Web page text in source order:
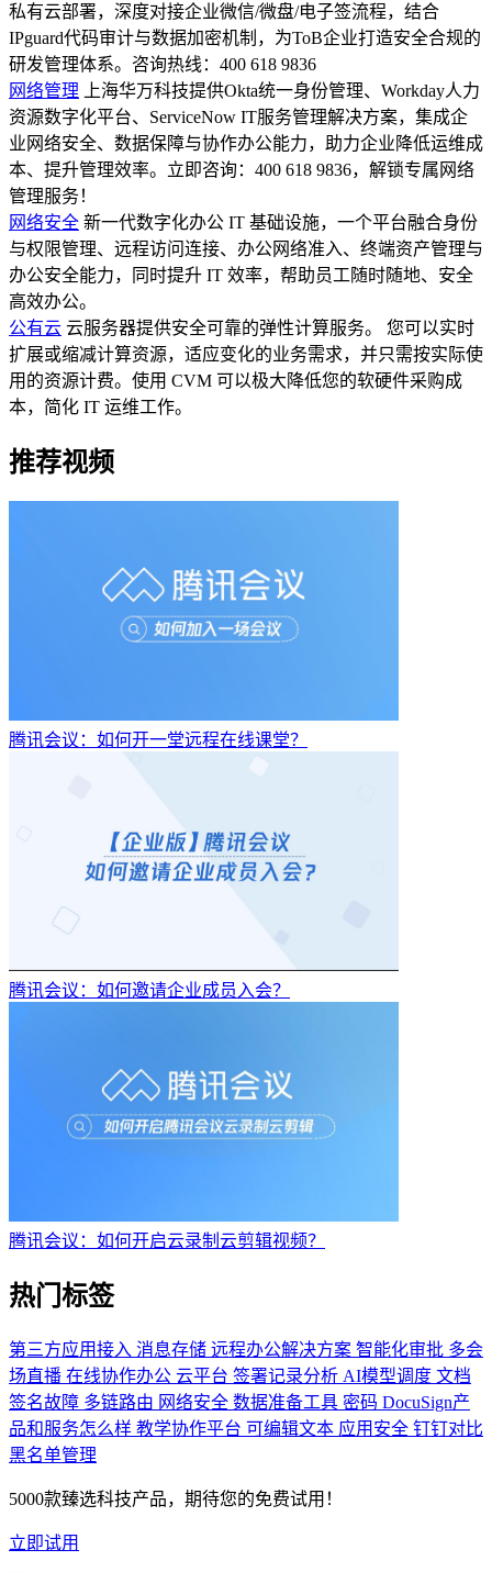
私有云部署，深度对接企业微信/微盘/电子签流程，结合
IPguard代码审计与数据加密机制，为ToB企业打造安全合规的
研发管理体系。咨询热线：400 618 9836
网络管理
上海华万科技提供Okta统一身份管理、Workday人力
资源数字化平台、ServiceNow IT服务管理解决方案，集成企
业网络安全、数据保障与协作办公能力，助力企业降低运维成
本、提升管理效率。立即咨询：400 618 9836，解锁专属网络
管理服务！
网络安全 新一代数字化办公 IT 基础设施，一个平台融合身份
与权限管理、远程访问连接、办公网络准入、终端资产管理与
办公安全能力，同时提升 IT 效率，帮助员工随时随地、安全
高效办公。
公有云 云服务器提供安全可靠的弹性计算服务。 您可以实时
扩展或缩减计算资源，适应变化的业务需求，并只需按实际使
用的资源计费。使用 CVM 可以极大降低您的软硬件采购成
本，简化 IT 运维工作。
推荐视频
腾讯会议：如何开一堂远程在线课堂？
腾讯会议：如何邀请企业成员入会？
腾讯会议：如何开启云录制云剪辑视频？
热门标签
第三方应用接入 消息存储 远程办公解决方案 智能化审批 多会
场直播 在线协作办公 云平台 签署记录分析 AI模型调度 文档
签名故障 多链路由 网络安全 数据准备工具 密码 DocuSign产
品和服务怎么样 教学协作平台 可编辑文本 应用安全 钉钉对比
黑名单管理
5000款臻选科技产品，期待您的免费试用！
立即试用